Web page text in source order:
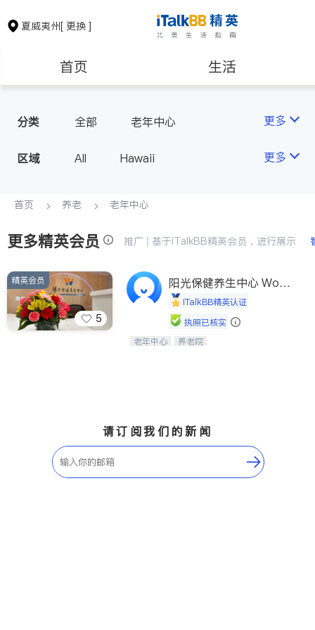
夏威夷州[ 更换 ]
首页 生活
房地产租售
教育
非盈利组织
分类 全部 老年中心 更多
区域 All Hawaii 更多
首页 养老 老年中心
更多精英会员 推广 | 基于iTalkBB精英会员，进行展示
5
精英会员
阳光保健养生中心 World
shineiTalkBB精英认证
执照已核实
阳光保健养生中心为老年人提供日间护
老年中心 养老院
请订阅我们的新闻